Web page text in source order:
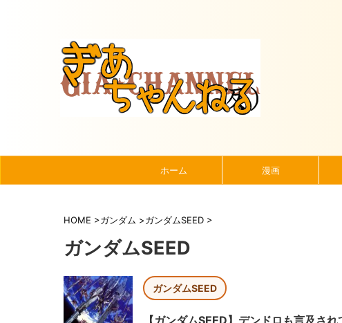
ホーム 漫画
HOME >ガンダム >ガンダムSEED >
ガンダムSEED
ガンダムSEED
【ガンダムSEED】デンドロも言及さ